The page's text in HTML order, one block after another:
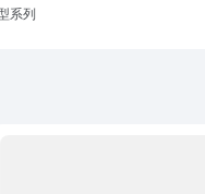
系列